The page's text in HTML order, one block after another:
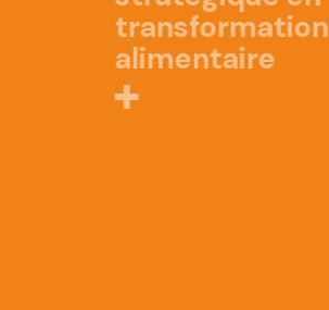
transformation
alimentaire